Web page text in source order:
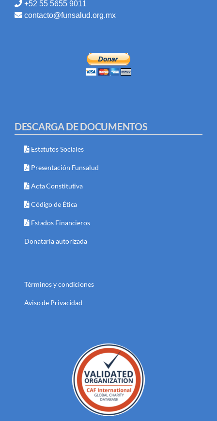
+52 55 5655 9011
contacto@funsalud.org.mx
DESCARGA DE DOCUMENTOS
Estatutos Sociales
Presentación Funsalud
Acta Constitutiva
Código de Ética
Estados Financieros
Donataria autorizada
Términos y condiciones
Aviso de Privacidad